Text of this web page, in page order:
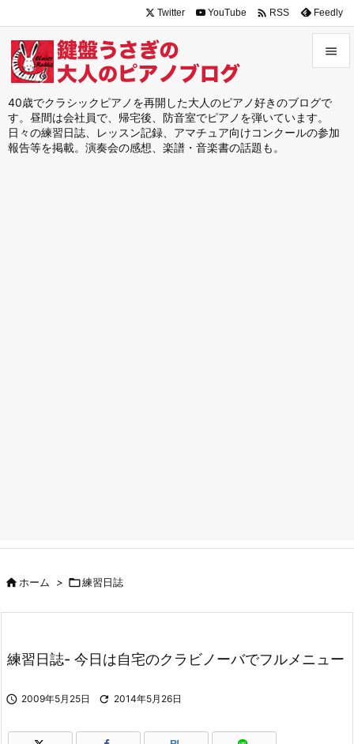
40歳でクラシックピアノを再開した大人のピアノ好きのブログで
す。昼間は会社員で、帰宅後、防音室でピアノを弾いています。
日々の練習日誌、レッスン記録、アマチュア向けコンクールの参加
報告等を掲載。演奏会の感想、楽譜・音楽書の話題も。

メニュ

サイド
Twitter YouTube  RSS Feedly
ホーム > 練習日誌
練習日誌- 今日は自宅のクラビノーバでフルメニュー
 2009年5月25日  2014年5月26日